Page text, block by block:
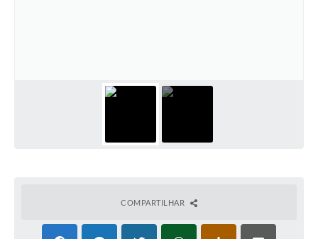
COMPARTILHAR